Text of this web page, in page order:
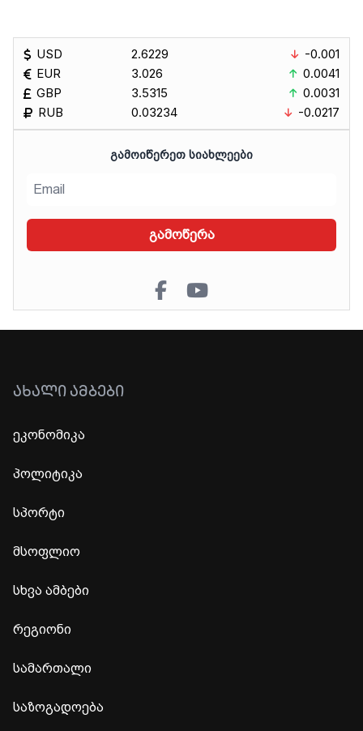
USD
EUR
GBP
RUB
2.6229
3.026
3.5315
0.03234
-0.001
0.0041
0.0031
-0.0217
ᲒᲐᲛᲝᲘᲬᲔᲠᲔᲗ ᲡᲘᲐᲮᲚᲔᲔᲑᲘ
გამოწერა
ᲐᲮᲐᲚᲘ ᲐᲛᲑᲔᲑᲘ
ეკონომიკა
პოლიტიკა
სპორტი
მსოფლიო
სხვა ამბები
რეგიონი
სამართალი
საზოგადოება